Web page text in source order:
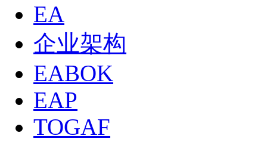
EA
企业架构
EABOK
EAP
TOGAF